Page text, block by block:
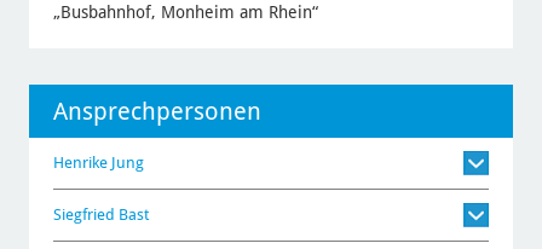
„Busbahnhof, Monheim am Rhein“
Ansprechpersonen
Henrike Jung
Siegfried Bast